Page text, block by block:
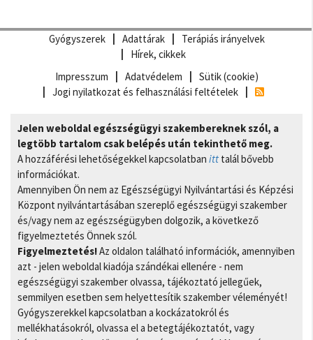
Gyógyszerek Adattárak
Terápiás irányelvek
Hírek, cikkek
Impresszum
Adatvédelem
Sütik (cookie)
Jogi nyilatkozat és felhasználási feltételek
Jelen weboldal egészségügyi szakembereknek szól, a
legtöbb tartalom csak belépés után tekinthető meg.
A hozzáférési lehetőségekkel kapcsolatban itt talál bővebb
információkat.
Amennyiben Ön nem az Egészségügyi Nyilvántartási és Képzési
Központ nyilvántartásában szereplő egészségügyi szakember
és/vagy nem az egészségügyben dolgozik, a következő
figyelmeztetés Önnek szól.
Figyelmeztetés!Az oldalon található információk, amennyiben
azt - jelen weboldal kiadója szándékai ellenére - nem
egészségügyi szakember olvassa, tájékoztató jellegűek,
semmilyen esetben sem helyettesítik szakember véleményét!
Gyógyszerekkel kapcsolatban a kockázatokról és
mellékhatásokról, olvassa el a betegtájékoztatót, vagy